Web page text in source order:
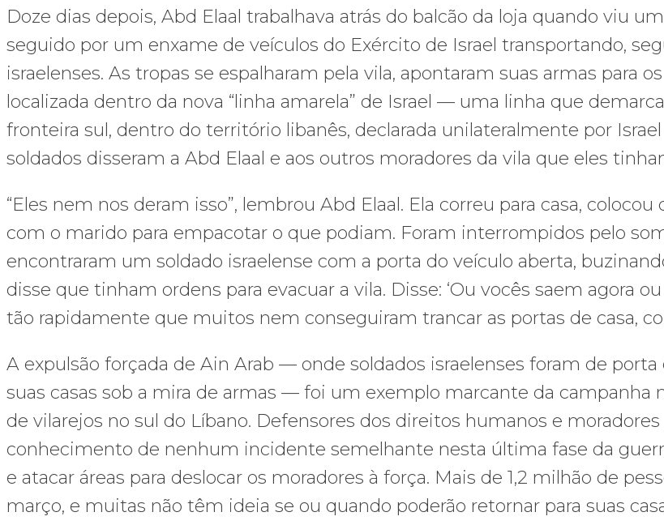
Doze dias depois, Abd Elaal trabalhava atrás do balcão da loja quando viu
seguido por um enxame de veículos do Exército de Israel transportando,
israelenses. As tropas se espalharam pela vila, apontaram suas armas para
localizada dentro da nova “linha amarela” de Israel — uma linha que
fronteira sul, dentro do território libanês, declarada unilateralmente por
soldados disseram a Abd Elaal e aos outros moradores da vila que eles
“Eles nem nos deram isso”, lembrou Abd Elaal. Ela correu para casa,
com o marido para empacotar o que podiam. Foram interrompidos pelo
encontraram um soldado israelense com a porta do veículo aberta,
disse que tinham ordens para evacuar a vila. Disse: ‘Ou vocês saem agora
tão rapidamente que muitos nem conseguiram trancar as portas de casa,
A expulsão forçada de Ain Arab — onde soldados israelenses foram de
suas casas sob a mira de armas — foi um exemplo marcante da campanha
de vilarejos no sul do Líbano. Defensores dos direitos humanos e moradores
conhecimento de nenhum incidente semelhante nesta última fase da
e atacar áreas para deslocar os moradores à força. Mais de 1,2 milhão de
março, e muitas não têm ideia se ou quando poderão retornar para suas